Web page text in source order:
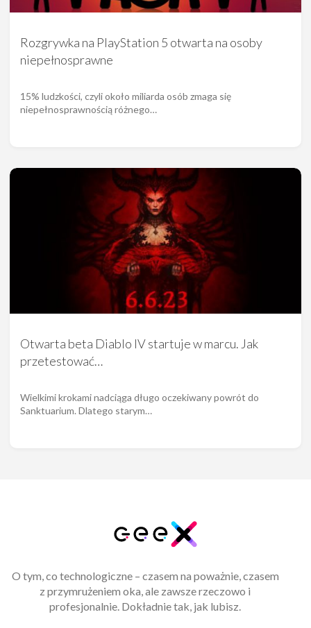
Rozgrywka na PlayStation 5 otwarta na osoby
niepełnosprawne
15% ludzkości, czyli około miliarda osób zmaga się
niepełnosprawnością różnego…
Otwarta beta Diablo IV startuje w marcu. Jak
przetestować…
Wielkimi krokami nadciąga długo oczekiwany powrót do
Sanktuarium. Dlatego starym…
O tym, co technologiczne – czasem na poważnie, czasem
z przymrużeniem oka, ale zawsze rzeczowo i
profesjonalnie. Dokładnie tak, jak lubisz.